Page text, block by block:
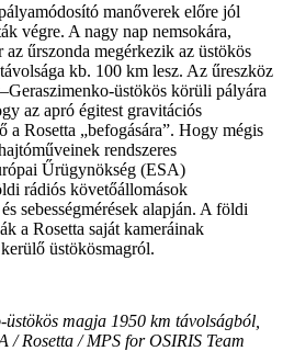
manőverek előre jól
végre. A nagy nap nemsokára,
űrszonda megérkezik az üstökös
kb. 100 km lesz. Az űreszköz
üstökös körüli pályára
az apró égitest gravitációs
a Rosetta „befogására”. Hogy mégis
rendszeres
Űrügynökség (ESA)
rádiós követőállomások
sebességmérések alapján. A földi
a Rosetta saját kameráinak
üstökösmagról.
magja 1950 km távolságból,
/ Rosetta / MPS for OSIRIS Team